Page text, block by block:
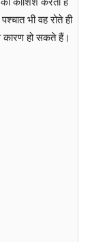
भी वह रोते ही
हो सकते हैं।